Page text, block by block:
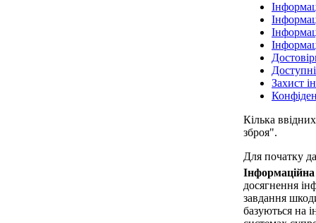
Захист
Кілька
зброя".
Для початку
Інформаційна
досягнення
завдання
базуються на